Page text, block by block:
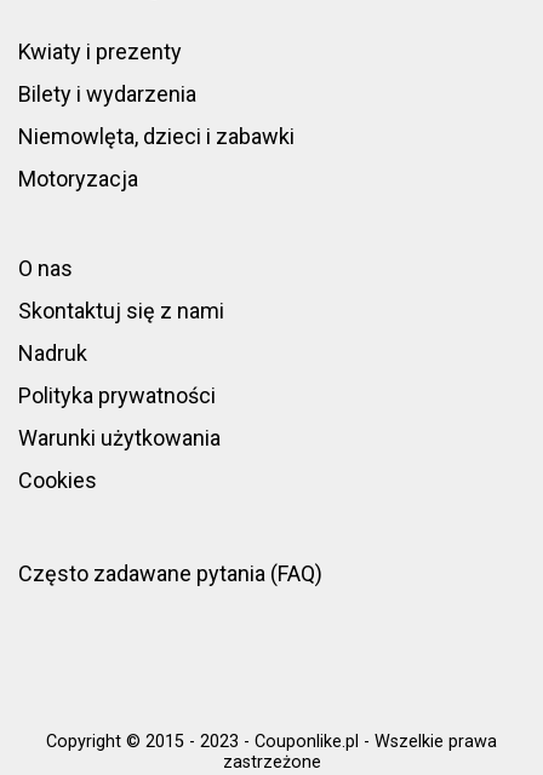
Kwiaty i prezenty
Bilety i wydarzenia
Niemowlęta, dzieci i zabawki
Motoryzacja
O nas
Skontaktuj się z nami
Nadruk
Polityka prywatności
Warunki użytkowania
Cookies
Często zadawane pytania (FAQ)
Copyright © 2015 - 2023 - Couponlike.pl - Wszelkie prawa
zastrzeżone